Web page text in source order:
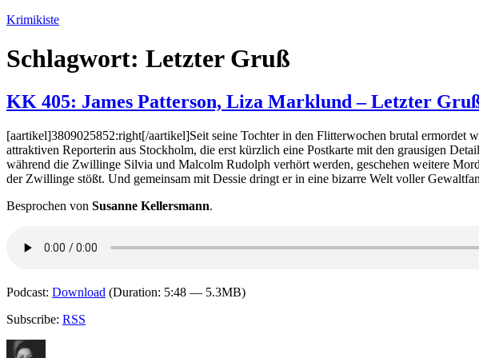
Zum
springen
Krimikiste
Schlagwort: Letzter Gruß
KK 405: James Patterson, Liza Marklund – Letzter
[aartikel]3809025852:right[/aartikel]Seit seine Tochter in den Flitterwochen brutal ermordet
attraktiven Reporterin aus Stockholm, die erst kürzlich eine Postkarte mit den grausigen
während die Zwillinge Silvia und Malcolm Rudolph verhört werden, geschehen weitere
der Zwillinge stößt. Und gemeinsam mit Dessie dringt er in eine bizarre Welt voller
Besprochen von Susanne Kellersmann.
Podcast: Download (Duration: 5:48 — 5.3MB)
Subscribe: RSS